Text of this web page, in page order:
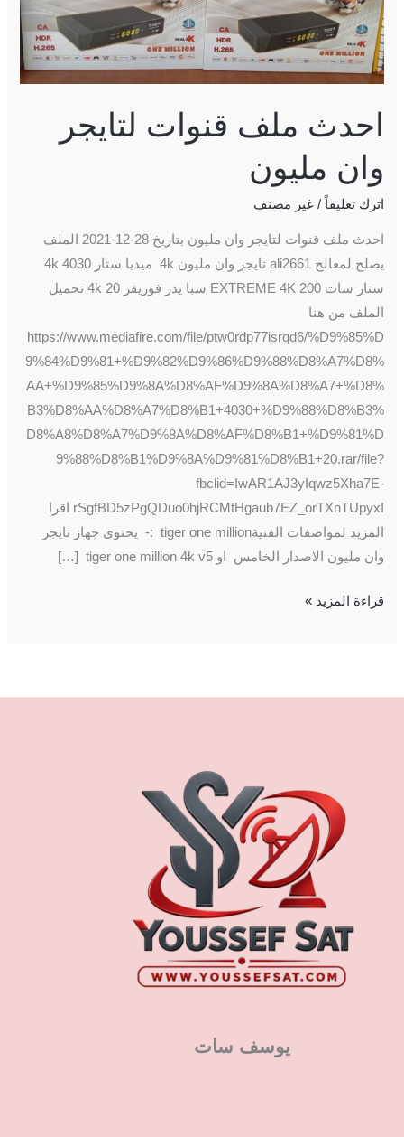
احدث ملف قنوات لتايجر
وان مليون
اترك تعليقاً /غير مصنف
احدث ملف قنوات لتايجر وان مليون بتاريخ 28-12-2021 الملف
يصلح لمعالج ali2661 تايجر وان مليون 4k ميديا ستار 4030 4k
ستار سات 200 EXTREME 4K سبا يدر فوريفر 20 4k تحميل
الملف من هنا
https://www.mediafire.com/file/ptw0rdp77isrqd6/%D9%85%D
9%84%D9%81+%D9%82%D9%86%D9%88%D8%A7%D8%
AA+%D9%85%D9%8A%D8%AF%D9%8A%D8%A7+%D8%
B3%D8%AA%D8%A7%D8%B1+4030+%D9%88%D8%B3%
D8%A8%D8%A7%D9%8A%D8%AF%D8%B1+%D9%81%D
9%88%D8%B1%D9%8A%D9%81%D8%B1+20.rar/file?
fbclid=IwAR1AJ3yIqwz5Xha7E-
rSgfBD5zPgQDuo0hjRCMtHgaub7EZ_orTXnTUpyxI اقرا
المزيد لمواصفات الفنيةtiger one million :- يحتوى جهاز تايجر
وان مليون الاصدار الخامس او tiger one million 4k v5 […]
قراءة المزيد »
يوسف سات